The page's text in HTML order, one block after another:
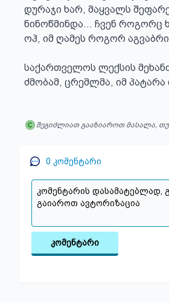
დურაჯი ხარ, მაყვალს
ნინოწმინდა... ჩვენ როგორც
ოჰ, იმ ღამეს როგორ
საქართველოს ლექსის
ძმობამ, ცრემლმა, იმ პატარა
შეგიძლიათ გააზიაროთ მასალა,
0 კომენტარი
კომენტარი